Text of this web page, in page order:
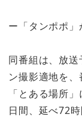
ー「タンポポ」
同番組は、放
ン撮影適地を
「とある場所
日間、延べ72